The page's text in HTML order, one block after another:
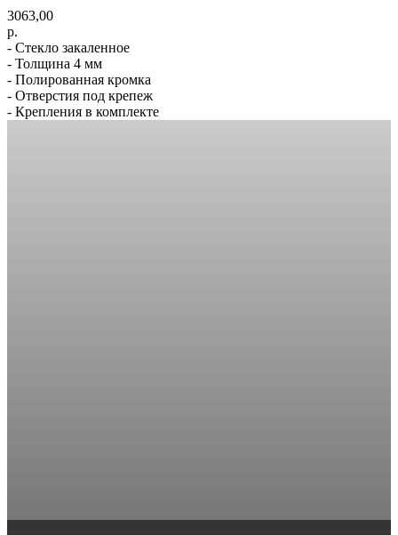
3063,00
р.
- Стекло закаленное
- Толщина 4 мм
- Полированная кромка
- Отверстия под крепеж
- Крепления в комплекте